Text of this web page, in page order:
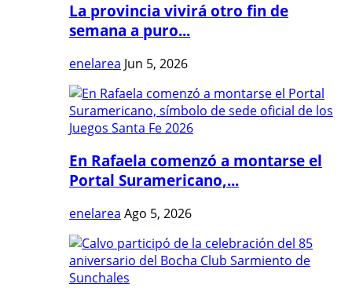
La provincia vivirá otro fin de
semana a puro...
enelarea Jun 5, 2026
En Rafaela comenzó a montarse el
Portal Suramericano,...
enelarea Ago 5, 2026